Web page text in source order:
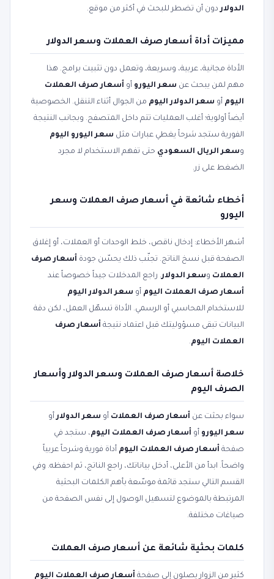
الدولاردون أن تضطر للبحث في أكثر من موقع.
مميزات أداة أسعار صرف العملات وسعر الدولار
الأداة مجانية، عربية، وسريعة، وتعمل دون تثبيت برامج. هذا
مهم لمن يبحث عن سعر اليورو أو أسعار صرف العملات
اليوم أو سعر الدولار اليوم من الجوال أثناء التنقل. الخصوصية
أيضاً أولوية؛ أغلب العمليات تتم داخل المتصفح. وبجانب النتيجة
الفورية ستجد شرحاً يغطي عبارات مثل سعر اليورو اليوم
وسعر الريال السعودي حتى تفهم الاستخدام لا مجرد
الضغط على زر.
أخطاء شائعة في أسعار صرف العملات وسعر
اليورو
أشهر الأخطاء: إدخال ناقص، خلط الوحدات أو العملات، أو إغلاق
الصفحة قبل نسخ الناتج. تجنّب ذلك يحسّن جودة أسعار صرف
العملات وسعر الدولار. راجع المدخلات جيداً خصوصاً عند
أسعار صرف العملات اليوم أو سعر الدولار اليوم
للاستخدام المحاسبي أو الرسمي. الأداة تسهّل العمل، لكن دقة
البيانات تبقى مسؤوليتك قبل اعتماد نتيجة أسعار صرف
العملات اليوم.
خلاصة أسعار صرف العملات وسعر الدولار وأسعار
الصرف اليوم
سواء بحثت عن أسعار صرف العملات أو سعر الدولارأو
سعر اليورو أو أسعار صرف العملات اليوم، ستجد في
صفحة أسعار صرف العملات اليوم أداة فورية وشرحاً عربياً
واضحاً. ابدأ من الأعلى، أدخل بياناتك، راجع الناتج، ثم احفظه. وفي
القسم التالي ستجد قائمة موسّعة بأهم الكلمات البحثية
المرتبطة بالموضوع لتسهيل الوصول إلى نفس الصفحة من
صياغات مختلفة.
كلمات بحثية شائعة عن أسعار صرف العملات
كثير من الزوار يصلون إلى صفحة أسعار صرف العملات اليوم